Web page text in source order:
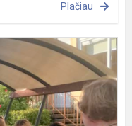
Plačiau